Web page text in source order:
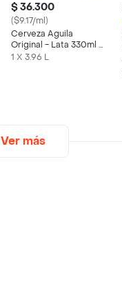
$ 36.300
($9.17/ml)
Cerveza Aguila
Original - Lata 330ml x
12
1 X 3.96 L
Ver más